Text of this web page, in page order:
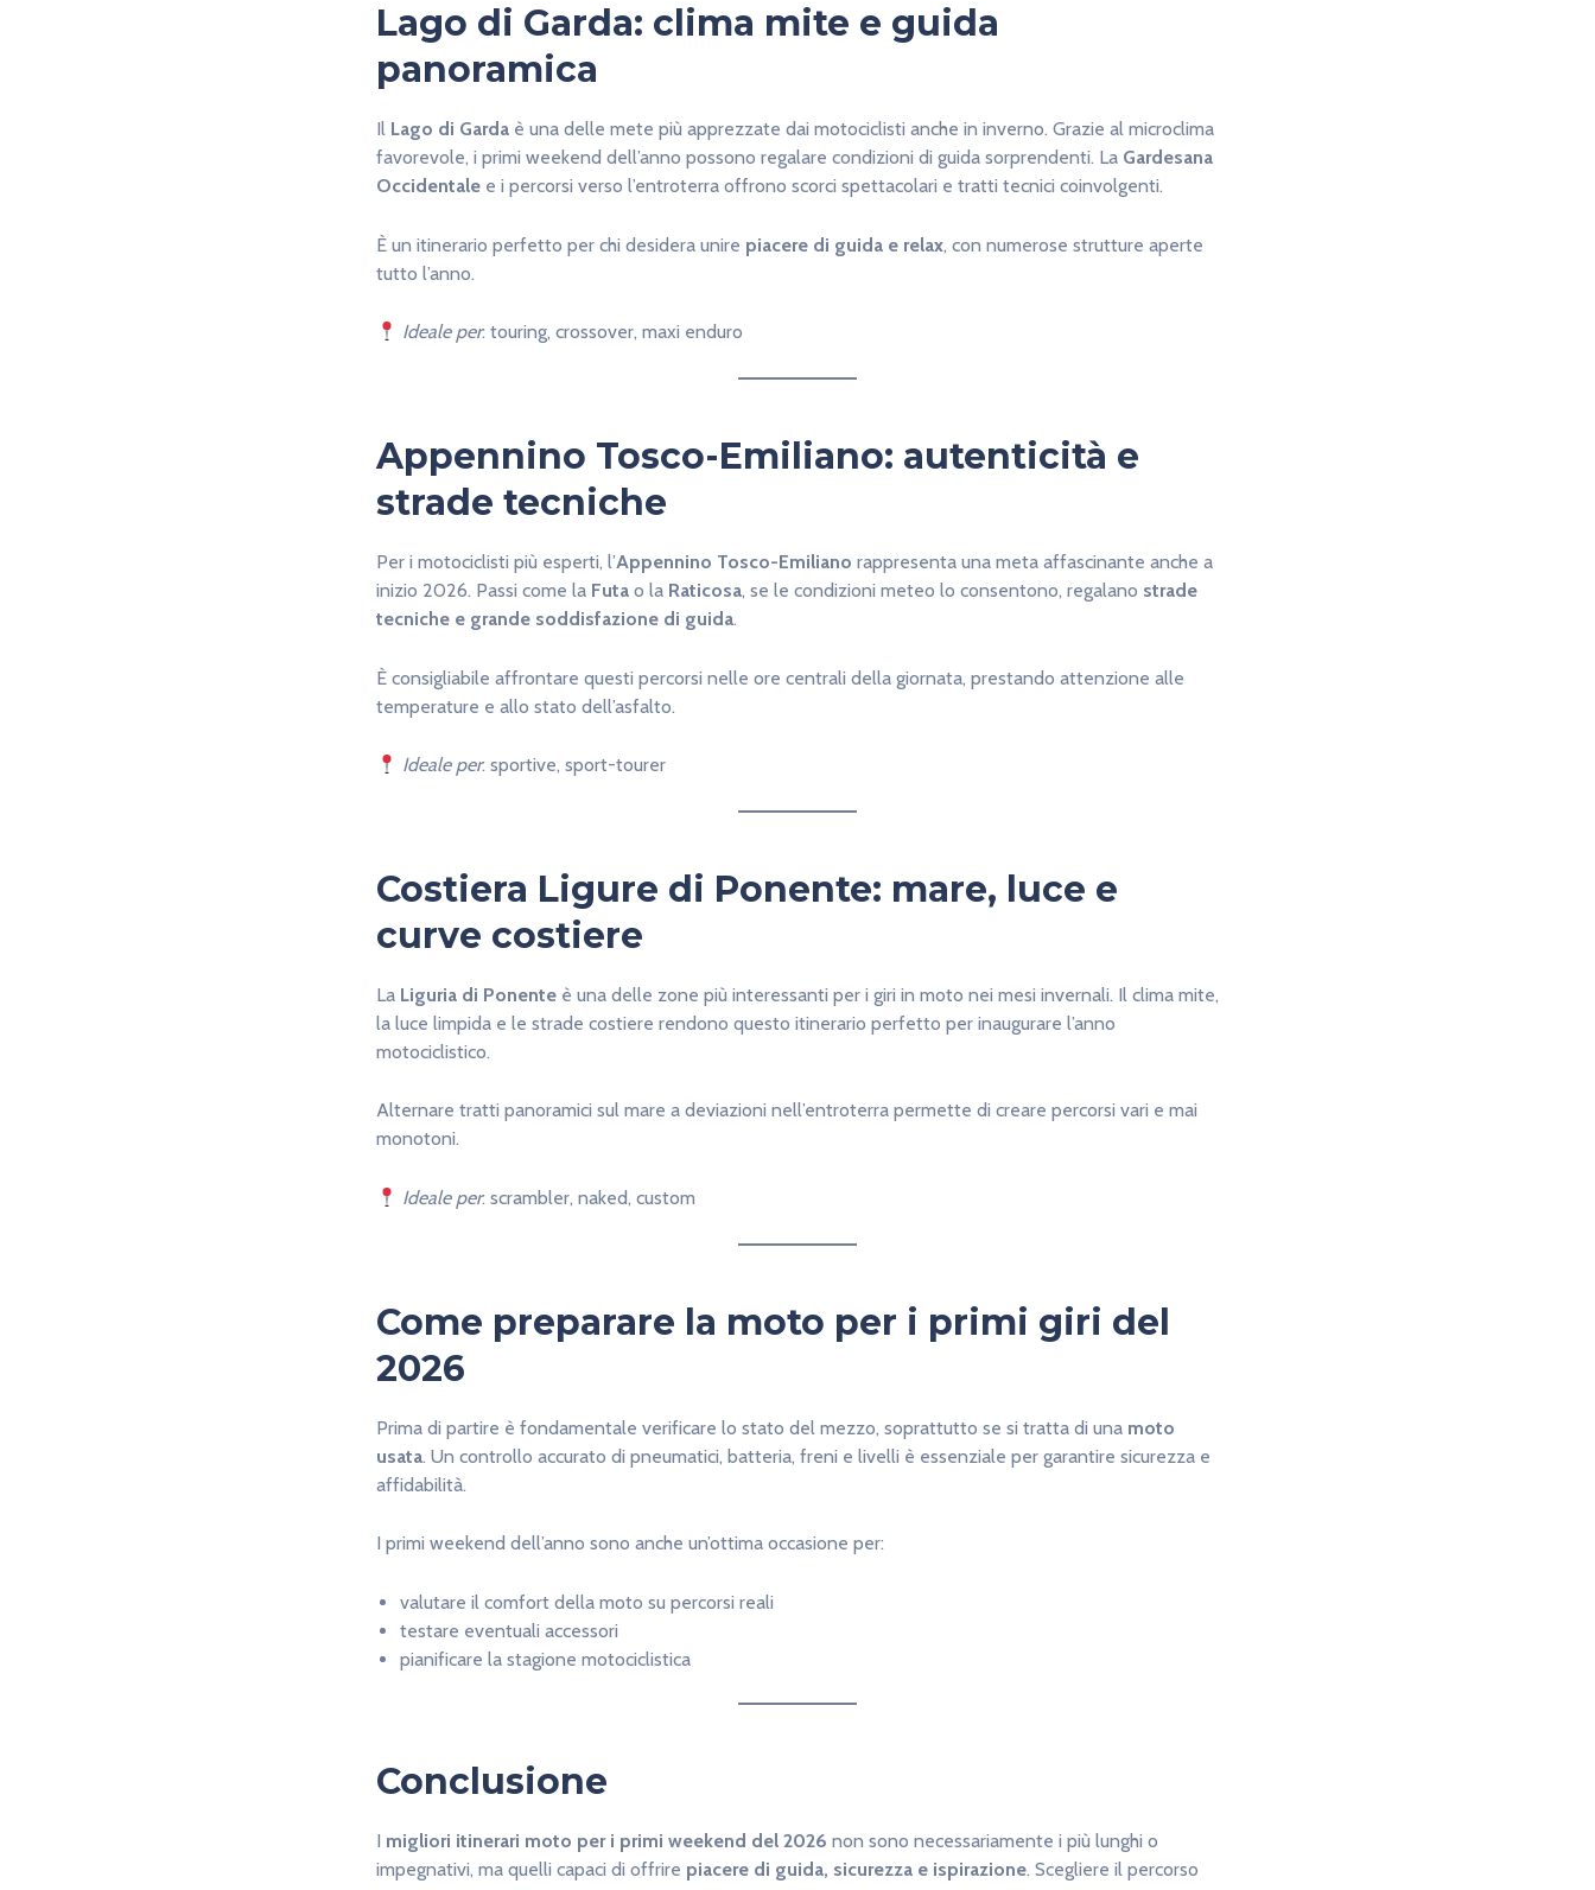
Lago di Garda: clima mite e guida
panoramica
Il Lago di Garda è una delle mete più apprezzate dai motociclisti anche in inverno. Grazie al microclima
favorevole, i primi weekend dell’anno possono regalare condizioni di guida sorprendenti. La Gardesana
Occidentale e i percorsi verso l’entroterra offrono scorci spettacolari e tratti tecnici coinvolgenti.
È un itinerario perfetto per chi desidera unire piacere di guida e relax, con numerose strutture aperte
tutto l’anno.
Ideale per: touring, crossover, maxi enduro
Appennino Tosco-Emiliano: autenticità e
strade tecniche
Per i motociclisti più esperti, l’Appennino Tosco-Emiliano rappresenta una meta affascinante anche a
inizio 2026. Passi come la Futa o la Raticosa, se le condizioni meteo lo consentono, regalano strade
tecniche e grande soddisfazione di guida.
È consigliabile affrontare questi percorsi nelle ore centrali della giornata, prestando attenzione alle
temperature e allo stato dell’asfalto.
Ideale per: sportive, sport-tourer
Costiera Ligure di Ponente: mare, luce e
curve costiere
La Liguria di Ponente è una delle zone più interessanti per i giri in moto nei mesi invernali. Il clima mite,
la luce limpida e le strade costiere rendono questo itinerario perfetto per inaugurare l’anno
motociclistico.
Alternare tratti panoramici sul mare a deviazioni nell’entroterra permette di creare percorsi vari e mai
monotoni.
Ideale per: scrambler, naked, custom
Come preparare la moto per i primi giri del
2026
Prima di partire è fondamentale verificare lo stato del mezzo, soprattutto se si tratta di una moto
usata. Un controllo accurato di pneumatici, batteria, freni e livelli è essenziale per garantire sicurezza e
affidabilità.
I primi weekend dell’anno sono anche un’ottima occasione per:
valutare il comfort della moto su percorsi reali
testare eventuali accessori
pianificare la stagione motociclistica
Conclusione
I migliori itinerari moto per i primi weekend del 2026 non sono necessariamente i più lunghi o
impegnativi, ma quelli capaci di offrire piacere di guida, sicurezza e ispirazione. Scegliere il percorso